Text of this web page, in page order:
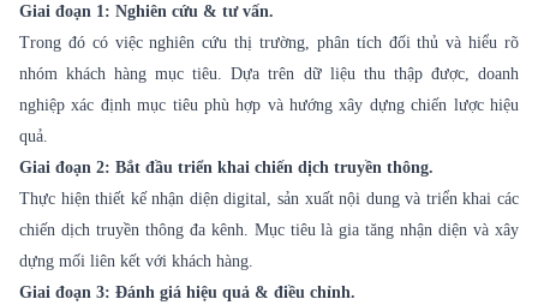
Giai đoạn 1: Nghiên cứu & tư vấn.
Trong đó có việc nghiên cứu thị trường, phân tích đối thủ và hiểu rõ
nhóm khách hàng mục tiêu. Dựa trên dữ liệu thu thập được, doanh
nghiệp xác định mục tiêu phù hợp và hướng xây dựng chiến lược hiệu
quả.
Giai đoạn 2: Bắt đầu triển khai chiến dịch truyền thông.
Thực hiện thiết kế nhận diện digital, sản xuất nội dung và triển khai các
chiến dịch truyền thông đa kênh. Mục tiêu là gia tăng nhận diện và xây
dựng mối liên kết với khách hàng.
Giai đoạn 3: Đánh giá hiệu quả & điều chỉnh.